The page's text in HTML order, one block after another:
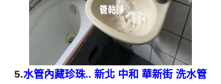
是藍色的水，是因為水...
5.水管內藏珍珠.. 新北 中和 華新街 洗水管